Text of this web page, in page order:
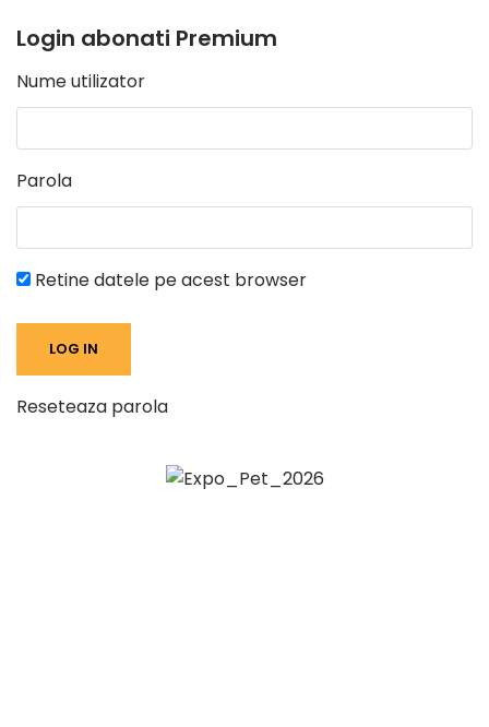
Login abonati Premium
Nume utilizator
Parola
Retine datele pe acest browser
Reseteaza parola